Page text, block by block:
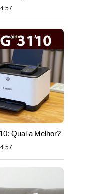
Qual a Melhor?